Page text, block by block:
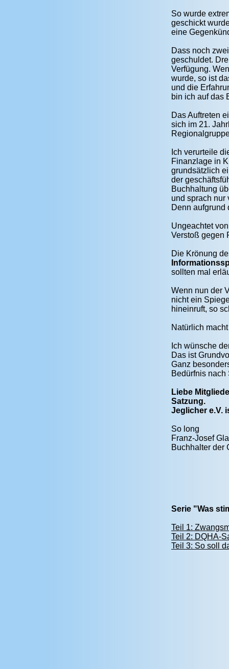
So wurde
geschickt
eine
Dass noch
geschuldet.
Verfügung.
wurde, so ist
und die
bin ich auf das
Das Auftreten
sich im 21.
Ich verurteile
Finanzlage in
grundsätzlich
der
Buchhaltung
und sprach nur
Denn aufgrund
Ungeachtet
Verstoß gegen
Die Krönung
sollten mal
Wenn nun der
nicht ein
hineinruft, so
Natürlich
Ich wünsche
Das ist
Ganz
Bedürfnis
Liebe
Satzung.
Jeglicher e.V.
So long
Franz-Josef
Buchhalter der
Serie "Was
Teil 1:
Teil 2: DQHA-
Teil 3: So soll